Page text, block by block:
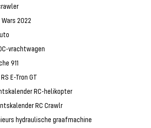
2022
vrachtwagen
911
E-Tron GT
RC-helikopter
RC Crawlr
hydraulische graafmachine